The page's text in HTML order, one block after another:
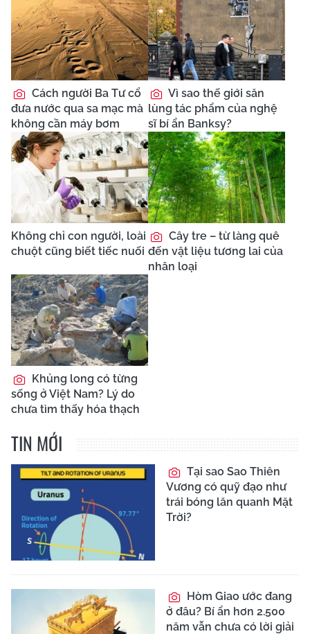
Cách người Ba Tư cổ
đưa nước qua sa mạc mà
không cần máy bơm
Vì sao thế giới săn
lùng tác phẩm của nghệ
sĩ bí ẩn Banksy?
Không chỉ con người, loài
chuột cũng biết tiếc nuối
Cây tre – từ làng quê
đến vật liệu tương lai của
nhân loại
Khủng long có từng
sống ở Việt Nam? Lý do
chưa tìm thấy hóa thạch
TIN MỚI
Tại sao Sao Thiên
Vương có quỹ đạo như
trái bóng lăn quanh Mặt
Trời?
Hòm Giao ước đang
ở đâu? Bí ẩn hơn 2.500
năm vẫn chưa có lời giải